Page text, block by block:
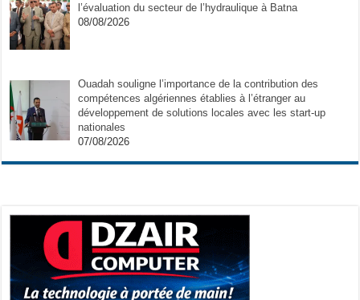
l’évaluation du secteur de l’hydraulique à Batna
08/08/2026
Ouadah souligne l’importance de la contribution des
compétences algériennes établies à l’étranger au
développement de solutions locales avec les start-up
nationales
07/08/2026